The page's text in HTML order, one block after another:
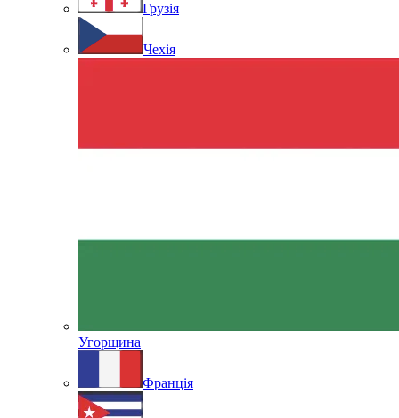
Грузія
Чехія
Угорщина
Франція